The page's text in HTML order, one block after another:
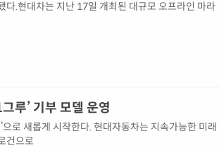
.현대차는 지난 17일 개최된 대규모 오프라인 마라
루’ 기부 모델 운영
로 새롭게 시작한다. 현대자동차는 지속가능한 미래
건으로